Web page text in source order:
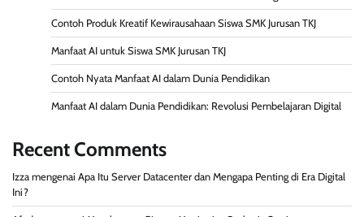
Contoh Produk Kreatif Kewirausahaan Siswa SMK Jurusan TKJ
Manfaat AI untuk Siswa SMK Jurusan TKJ
Contoh Nyata Manfaat AI dalam Dunia Pendidikan
Manfaat AI dalam Dunia Pendidikan: Revolusi Pembelajaran Digital
Recent Comments
Izza mengenai Apa Itu Server Datacenter dan Mengapa Penting di Era Digital
Ini?